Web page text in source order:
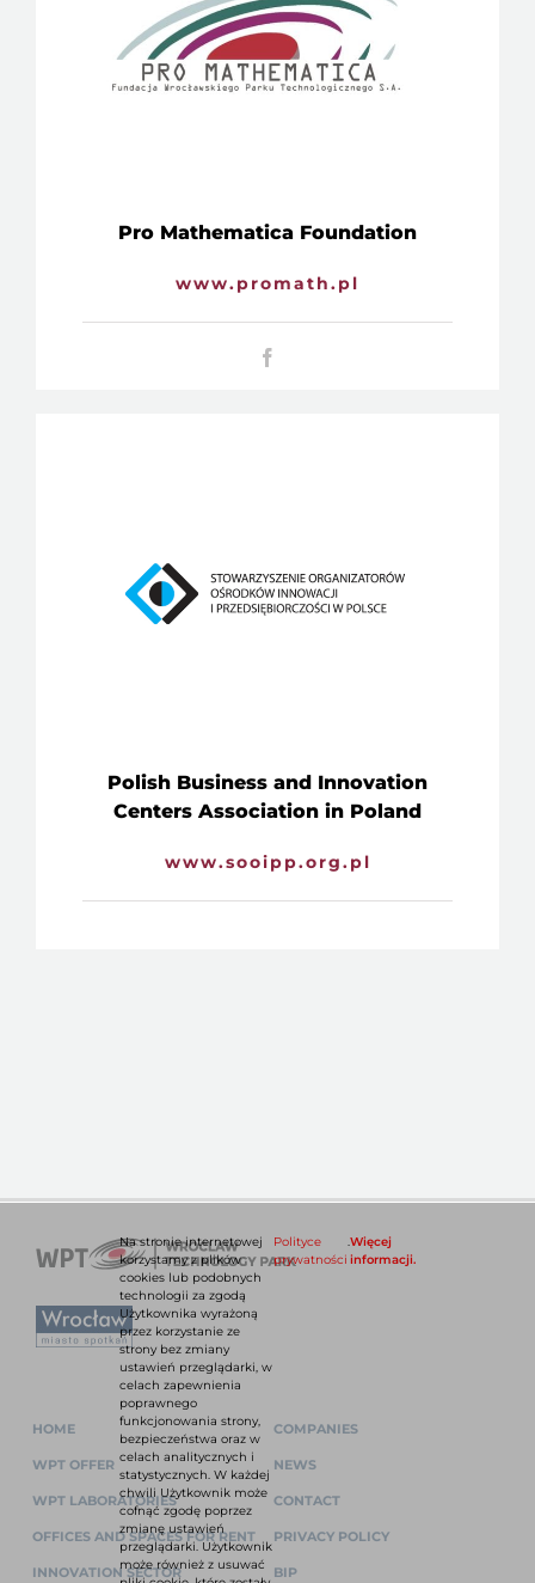
Pro Mathematica Foundation
www.promath.pl
Polish Business and Innovation
Centers Association in Poland
www.sooipp.org.pl
HOME
WPT OFFER
WPT LABORATORIES
OFFICES AND SPACES FOR RENT
INNOVATION SECTOR
COMPANIES
NEWS
CONTACT
PRIVACY POLICY
BIP
Na stronie internetowej
korzystamy z plików
cookies lub podobnych
technologii za zgodą
Użytkownika wyrażoną
przez korzystanie ze
strony bez zmiany
ustawień przeglądarki, w
celach zapewnienia
poprawnego
funkcjonowania strony,
bezpieczeństwa oraz w
celach analitycznych i
statystycznych. W każdej
chwili Użytkownik może
cofnąć zgodę poprzez
zmianę ustawień
przeglądarki. Użytkownik
może również z usuwać
Polityce
prywatności
Więcej
informacji.